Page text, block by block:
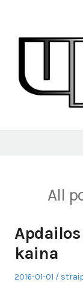
content
All
kaina
Posted
2016-01-01